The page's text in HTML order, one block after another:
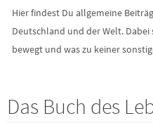
Hier findest Du allgemeine
Deutschland und der Welt.
bewegt und was zu keiner
Das Buch des